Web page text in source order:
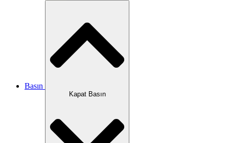
Basın
Kapat Basın